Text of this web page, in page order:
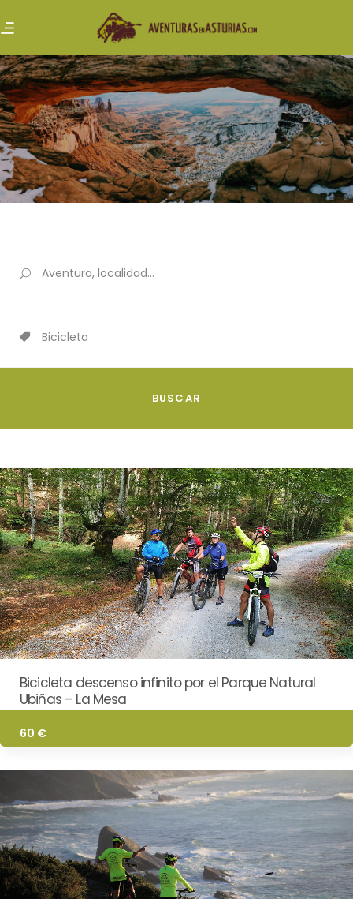
Bicicleta
Bicicleta descenso infinito por el Parque Natural
Ubiñas – La Mesa
60 €